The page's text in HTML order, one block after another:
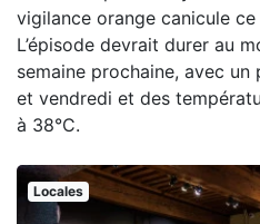
vigilance orange canicule
L’épisode devrait durer au
semaine prochaine, avec
et vendredi et des
à 38°C.
Locales